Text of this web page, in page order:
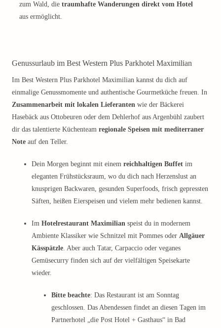
zum Wald, die traumhafte Wanderungen direkt vom Hotel
aus ermöglicht.
Genussurlaub im Best Western Plus Parkhotel Maximilian
Im Best Western Plus Parkhotel Maximilian kannst du dich auf
einmalige Genussmomente und authentische Gourmetküche freuen. In
Zusammenarbeit mit lokalen Lieferanten wie der Bäckerei
Hasebäck aus Ottobeuren oder dem Dehlerhof aus Argenbühl zaubert
dir das talentierte Küchenteam regionale Speisen mit mediterraner
Note auf den Teller.
Dein Morgen beginnt mit einem reichhaltigen Buffet im
eleganten Frühstücksraum, wo du dich nach Herzenslust an
knusprigen Backwaren, gesunden Superfoods, frisch gepressten
Säften, heißen Eierspeisen und vielem mehr bedienen kannst.
Im Hotelrestaurant Maximilian speist du in modernem
Ambiente Klassiker wie Schnitzel mit Pommes oder Allgäuer
Kässpätzle. Aber auch Tatar, Carpaccio oder veganes
Gemüsecurry finden sich auf der vielfältigen Speisekarte
wieder.
Bitte beachte: Das Restaurant ist am Sonntag
geschlossen. Das Abendessen findet an diesen Tagen im
Partnerhotel „die Post Hotel + Gasthaus“ in Bad